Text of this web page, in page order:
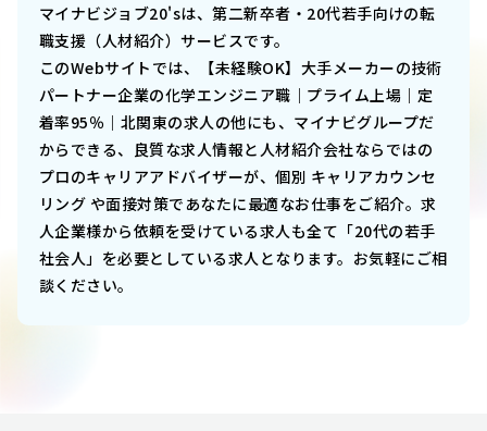
マイナビジョブ20'sは、第二新卒者・20代若手向けの転
職支援（人材紹介）サービスです。
このWebサイトでは、
【未経験OK】大手メーカーの技術
パートナー企業の化学エンジニア職｜プライム上場｜定
着率95％｜北関東の求人の他にも、マイナビグループだ
からできる、良質な求人情報と人材紹介会社ならではの
プロのキャリアアドバイザーが、個別 キャリアカウンセ
リング や面接対策であなたに最適なお仕事をご紹介。求
人企業様から依頼を受けている求人も全て「20代の若手
社会人」を必要としている求人となります。お気軽にご相
談ください。